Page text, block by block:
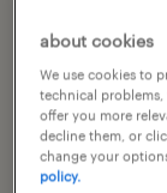
about cookies
We use cookies to
technical problems,
offer you more
decline them, or
change your
policy.